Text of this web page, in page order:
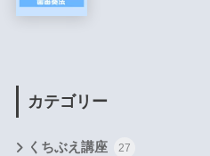
カテゴリー
くちぶえ講座 27